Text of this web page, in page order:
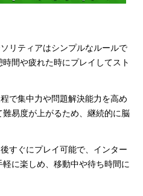
リティアはシンプルなルールで
間や疲れた時にプレイしてスト
で集中力や問題解決能力を高め
易度が上がるため、継続的に脳
すぐにプレイ可能で、インター
に楽しめ、移動中や待ち時間に